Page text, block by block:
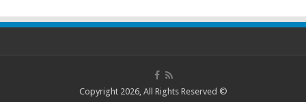
© Copyright 2026, All Rights Reserved